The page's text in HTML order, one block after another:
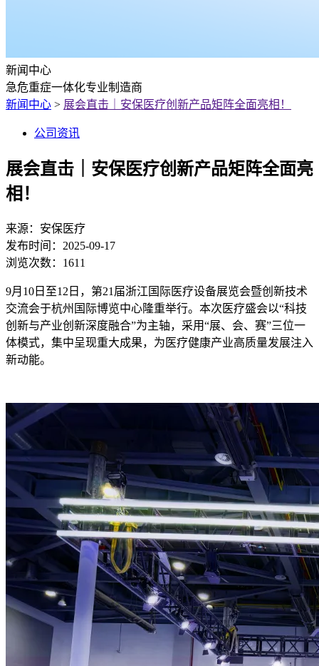
新闻中心
急危重症一体化专业制造商
新闻中心 > 展会直击｜安保医疗创新产品矩阵全面亮相！
公司资讯
展会直击｜安保医疗创新产品矩阵全面亮
相！
来源： 安保医疗
发布时间： 2025-09-17
浏览次数： 1611
9月10日至12日，第21届浙江国际医疗设备展览会暨创新技术
交流会于杭州国际博览中心隆重举行。本次医疗盛会以“科技
创新与产业创新深度融合”为主轴，采用“展、会、赛”三位一
体模式，集中呈现重大成果，为医疗健康产业高质量发展注入
新动能。